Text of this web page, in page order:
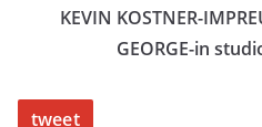
KEVIN KOSTNER-
GEORGE-in
tweet